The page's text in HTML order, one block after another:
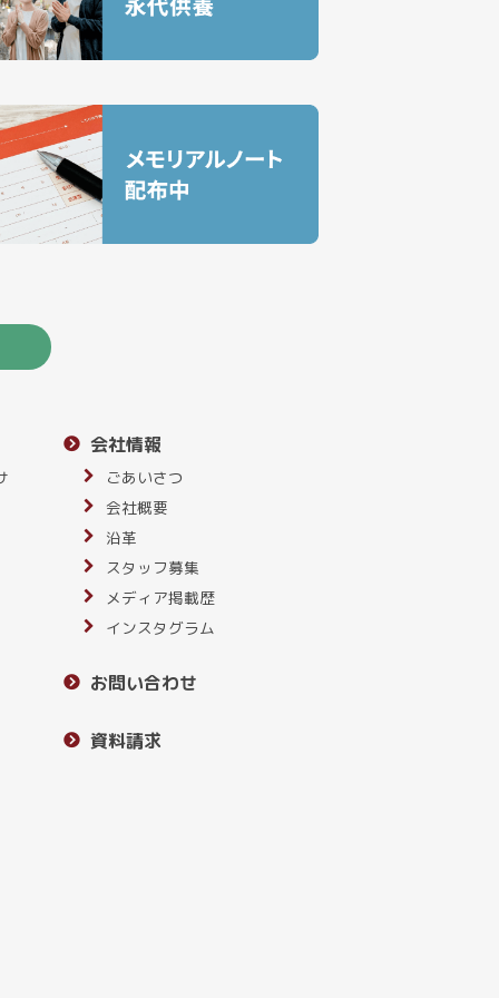
会社情報
ごあいさつ
会社概要
沿革
スタッフ募集
メディア掲載歴
インスタグラム
お問い合わせ
資料請求